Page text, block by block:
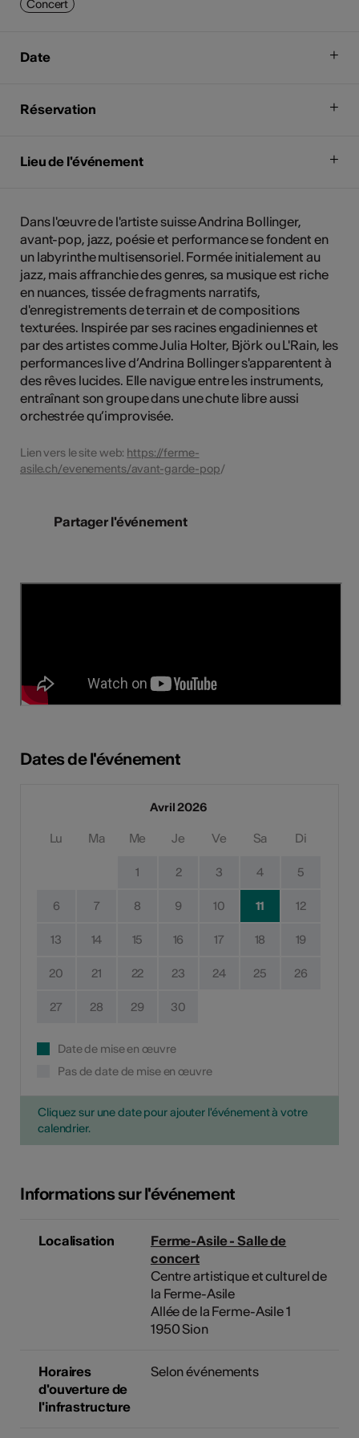
Concert
Date
Réservation
Lieu de l'événement
Dans l'œuvre de l'artiste suisse Andrina Bollinger,
avant-pop, jazz, poésie et performance se fondent en
un labyrinthe multisensoriel. Formée initialement au
jazz, mais affranchie des genres, sa musique est riche
en nuances, tissée de fragments narratifs,
d'enregistrements de terrain et de compositions
texturées. Inspirée par ses racines engadiniennes et
par des artistes comme Julia Holter, Björk ou L'Rain, les
performances live d’Andrina Bollinger s'apparentent à
des rêves lucides. Elle navigue entre les instruments,
entraînant son groupe dans une chute libre aussi
orchestrée qu’improvisée.
Lien vers le site web: https://ferme-
asile.ch/evenements/avant-garde-pop/
Partager l'événement
Dates de l'événement
Avril 2026
Lu Ma Me Je Ve Sa Di
1 2 3 4 5
6 7 8 9 10 11 12
13 14 15 16 17 18 19
20 21 22 23 24 25 26
27 28 29 30
Date de mise en œuvre
Pas de date de mise en œuvre
Cliquez sur une date pour ajouter l'événement à votre
calendrier.
Informations sur l'événement
Localisation
Ferme-Asile - Salle de
concert
Centre artistique et culturel de
la Ferme-Asile
Allée de la Ferme-Asile 1
1950 Sion
Horaires
d'ouverture de
l'infrastructure
Selon événements